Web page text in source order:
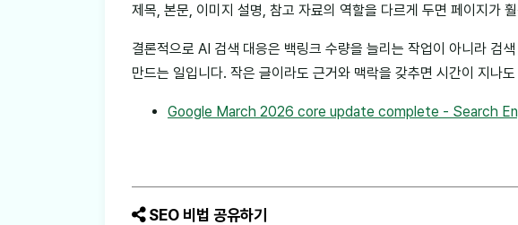
제목, 본문, 이미지 설명, 참고 자료의 역할을 다르게 두면 페이지가
결론적으로 AI 검색 대응은 백링크 수량을 늘리는 작업이 아니라 검
만드는 일입니다. 작은 글이라도 근거와 맥락을 갖추면 시간이 지나
Google March 2026 core update complete - Search
SEO 비법 공유하기